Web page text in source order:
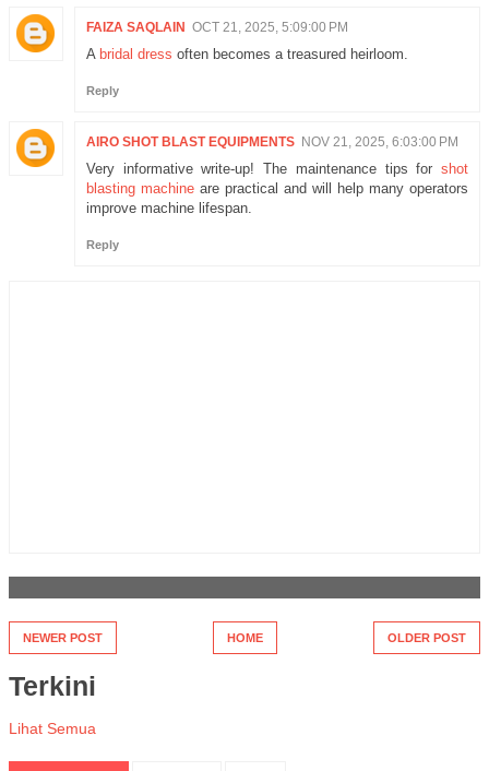
FAIZA SAQLAIN OCT 21, 2025, 5:09:00 PM
A bridal dress often becomes a treasured heirloom.
Reply
AIRO SHOT BLAST EQUIPMENTS NOV 21, 2025, 6:03:00 PM
Very informative write-up! The maintenance tips for shot
blasting machine are practical and will help many operators
improve machine lifespan.
Reply
NEWER POST OLDER POST
HOME
Terkini
Lihat Semua